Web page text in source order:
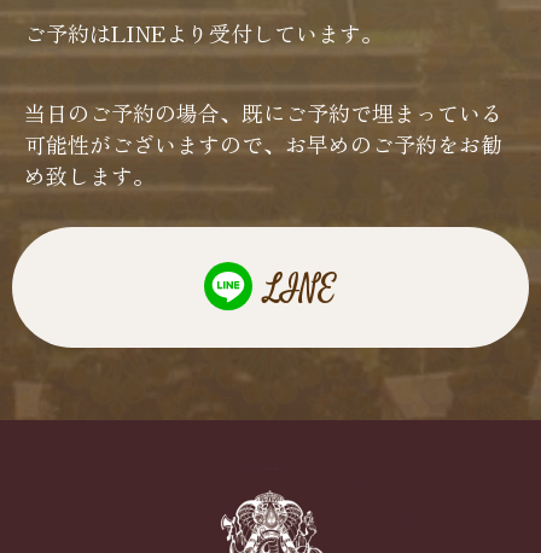
ご予約はLINEより受付しています。
当日のご予約の場合、既にご予約で埋まっている
可能性がございますので、お早めのご予約をお勧
め致します。
LINE